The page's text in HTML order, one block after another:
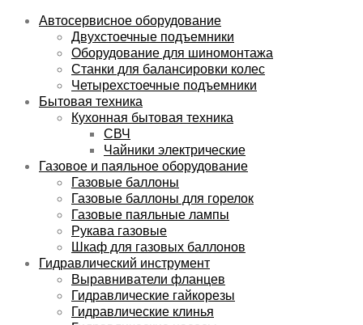
Автосервисное оборудование
Двухстоечные подъемники
Оборудование для шиномонтажа
Станки для балансировки колес
Четырехстоечные подъемники
Бытовая техника
Кухонная бытовая техника
СВЧ
Чайники электрические
Газовое и паяльное оборудование
Газовые баллоны
Газовые баллоны для горелок
Газовые паяльные лампы
Рукава газовые
Шкаф для газовых баллонов
Гидравлический инструмент
Выравниватели фланцев
Гидравлические гайкорезы
Гидравлические клинья